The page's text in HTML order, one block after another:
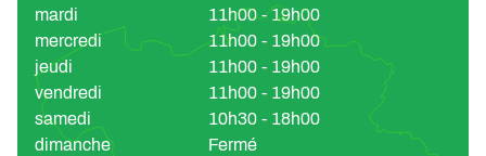
mardi
11h00 - 19h00
mercredi
11h00 - 19h00
jeudi
11h00 - 19h00
vendredi
11h00 - 19h00
samedi
10h30 - 18h00
dimanche
Fermé